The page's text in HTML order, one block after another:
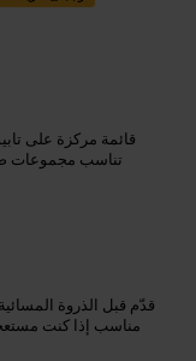
قائمة مركزة على
تناسب مجموعات
قدّم قبل الذروة
مناسب إذا كنت